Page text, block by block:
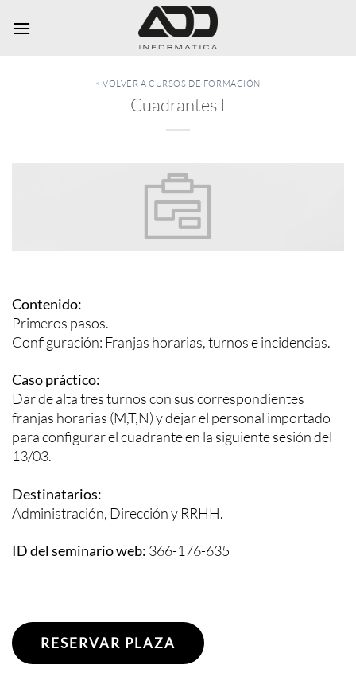
< VOLVER A CURSOS DE FORMACIÓN
Cuadrantes I
Contenido:
Primeros pasos.
Configuración: Franjas horarias, turnos e incidencias.
Caso práctico:
Dar de alta tres turnos con sus correspondientes
franjas horarias (M,T,N) y dejar el personal importado
para configurar el cuadrante en la siguiente sesión del
13/03.
Destinatarios:
Administración, Dirección y RRHH.
ID del seminario web: 366-176-635
RESERVAR PLAZA